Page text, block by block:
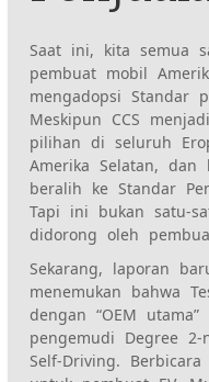
Saat ini, kita semua
pembuat mobil
mengadopsi Standar
Meskipun CCS
pilihan di seluruh
Amerika Selatan,
beralih ke Standar
Tapi ini bukan satu-
didorong oleh
Sekarang, laporan
menemukan bahwa
dengan “OEM
pengemudi Degree
Self-Driving.